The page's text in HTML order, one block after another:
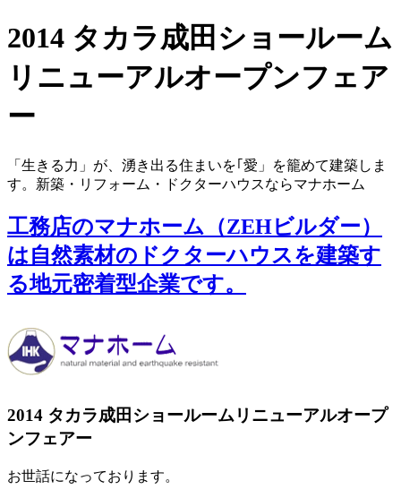
2014 タカラ成田ショールーム
リニューアルオープンフェア
ー
「生きる力」が、湧き出る住まいを｢愛」を籠めて建築しま
す。新築・リフォーム・ドクターハウスならマナホーム
工務店のマナホーム（ZEHビルダー）
は自然素材のドクターハウスを建築す
る地元密着型企業です。
2014 タカラ成田ショールームリニューアルオープ
ンフェアー
お世話になっております。